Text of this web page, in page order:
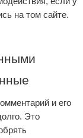
на том сайте.
и его
Это